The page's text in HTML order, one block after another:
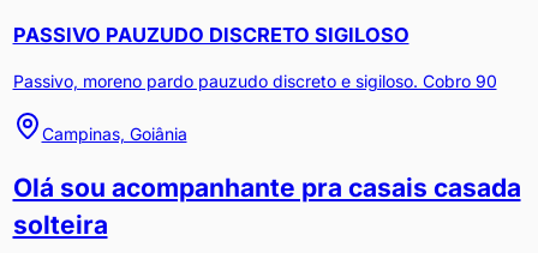
PASSIVO PAUZUDO DISCRETO SIGILOSO
Passivo, moreno pardo pauzudo discreto e sigiloso. Cobro 90
Campinas, Goiânia
Olá sou acompanhante pra casais casada
solteira